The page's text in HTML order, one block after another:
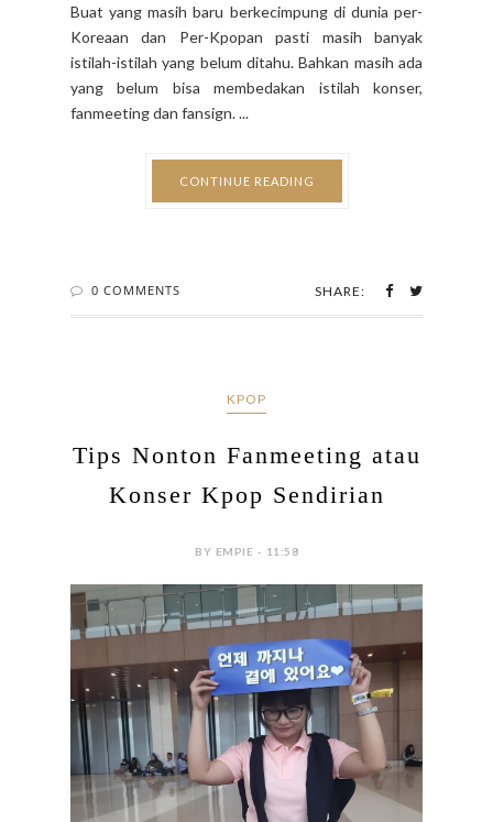
Buat yang masih baru berkecimpung di dunia per-
Koreaan dan Per-Kpopan pasti masih banyak
istilah-istilah yang belum ditahu. Bahkan masih ada
yang belum bisa membedakan istilah konser,
fanmeeting dan fansign. ...
CONTINUE READING
0 COMMENTS SHARE:
KPOP
Tips Nonton Fanmeeting atau
Konser Kpop Sendirian
BY EMPIE - 11:58